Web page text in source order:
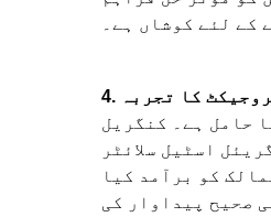
کے لئے کوشاں ہے۔
کا تجربہ
کا حامل ہے۔ کنگریل
اسٹیل سلائٹر
کو برآمد کیا
صحیح پیداوار کی